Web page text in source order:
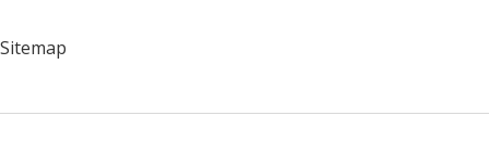
Sitemap